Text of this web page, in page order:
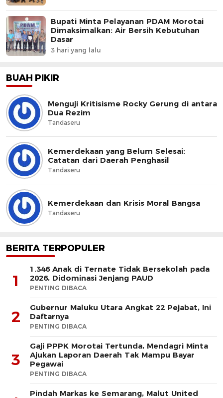
Bupati Minta Pelayanan PDAM Morotai
Dimaksimalkan: Air Bersih Kebutuhan
Dasar
3 hari yang lalu
BUAH PIKIR
Menguji Kritisisme Rocky Gerung di antara
Dua Rezim
Tandaseru
Kemerdekaan yang Belum Selesai:
Catatan dari Daerah Penghasil
Tandaseru
Kemerdekaan dan Krisis Moral Bangsa
Tandaseru
BERITA TERPOPULER
1
1.346 Anak di Ternate Tidak Bersekolah pada
2026, Didominasi Jenjang PAUD
PENTING DIBACA
2
Gubernur Maluku Utara Angkat 22 Pejabat, Ini
Daftarnya
PENTING DIBACA
3
Gaji PPPK Morotai Tertunda, Mendagri Minta
Ajukan Laporan Daerah Tak Mampu Bayar
Pegawai
PENTING DIBACA
Pindah Markas ke Semarang, Malut United